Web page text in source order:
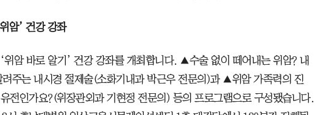
암’ 건강 강좌
위암 바로 알기’ 건강 강좌를 개최합니다. ▲수술 없이 떼어내는 위암? 내
려주는 내시경 절제술(소화기내과 박근우 전문의)과 ▲위암 가족력의 진
전인가요?(위장관외과 기현정 전문의) 등의 프로그램으로 구성됐습니다.